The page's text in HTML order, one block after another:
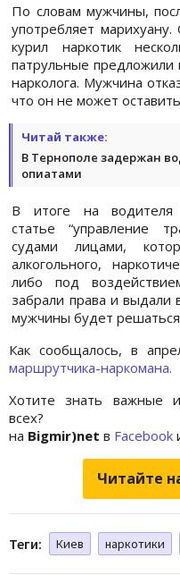
По словам мужчины,
употребляет
курил наркотик
патрульные предложили
нарколога. Мужчина
что он не может
Читай также:
В Тернополе задержан
опиатами
В итоге на водителя
статье “управление
судами лицами,
алкогольного,
либо под
забрали права и
мужчины будет решаться
Как сообщалось, в
маршрутчика-наркомана.
Хотите знать важные
всех?
на Bigmir)net в Facebook
Читайте
Теги: Киев наркотики